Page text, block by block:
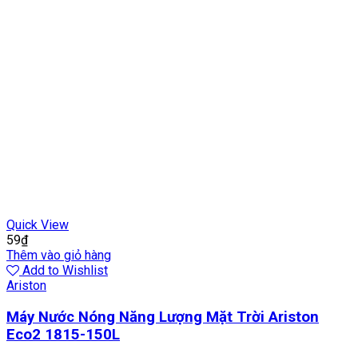
Quick View
59₫
Thêm vào giỏ hàng
Add to Wishlist
Ariston
Máy Nước Nóng Năng Lượng Mặt Trời Ariston
Eco2 1815-150L